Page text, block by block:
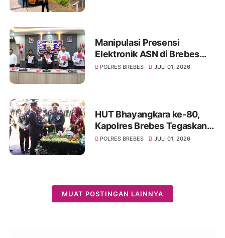
Manipulasi Presensi
Elektronik ASN di Brebes
Terbongkar, Polisi Tetapkan
POLRES BREBES JULI 01, 2026
HUT Bhayangkara ke-80,
Kapolres Brebes Tegaskan
Komitmen Polri Hadir
POLRES BREBES JULI 01, 2026
MUAT POSTINGAN LAINNYA